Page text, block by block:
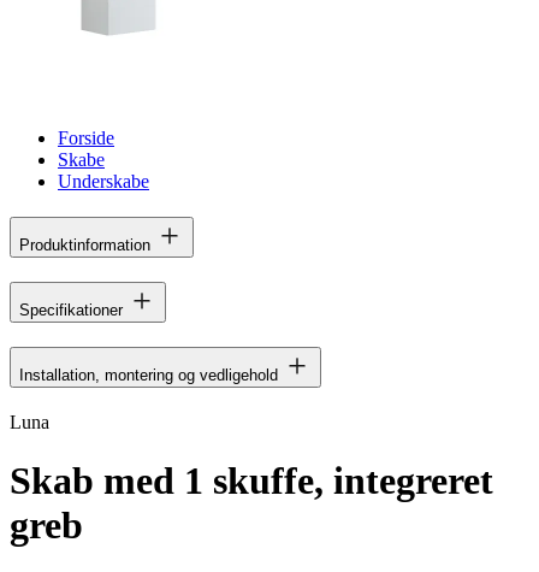
Forside
Skabe
Underskabe
Produktinformation
Specifikationer
Installation, montering og vedligehold
Luna
Skab med 1 skuffe, integreret
greb